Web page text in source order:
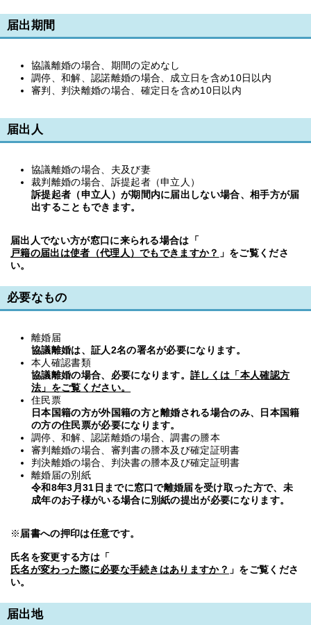
届出期間
協議離婚の場合、期間の定めなし
調停、和解、認諾離婚の場合、成立日を含め10日以内
審判、判決離婚の場合、確定日を含め10日以内
届出人
協議離婚の場合、夫及び妻
裁判離婚の場合、訴提起者（申立人）
訴提起者（申立人）が期間内に届出しない場合、相手方が届
出することもできます。
届出人でない方が窓口に来られる場合は「
戸籍の届出は使者（代理人）でもできますか？ 」をご覧くださ
い。
必要なもの
離婚届
協議離婚は、証人2名の署名が必要になります。
本人確認書類
協議離婚の場合、必要になります。詳しくは「本人確認方
法」をご覧ください。
住民票
日本国籍の方が外国籍の方と離婚される場合のみ、日本国籍
の方の住民票が必要になります。
調停、和解、認諾離婚の場合、調書の謄本
審判離婚の場合、審判書の謄本及び確定証明書
判決離婚の場合、判決書の謄本及び確定証明書
離婚届の別紙
令和8年3月31日までに窓口で離婚届を受け取った方で、未
成年のお子様がいる場合に別紙の提出が必要になります。
※届書への押印は任意です。
氏名を変更する方は「
氏名が変わった際に必要な手続きはありますか？ 」をご覧くださ
い。
届出地